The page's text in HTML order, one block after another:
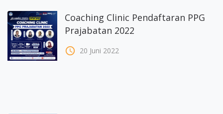
Coaching Clinic Pendaftaran PPG
Prajabatan 2022
access_time 20 Juni 2022